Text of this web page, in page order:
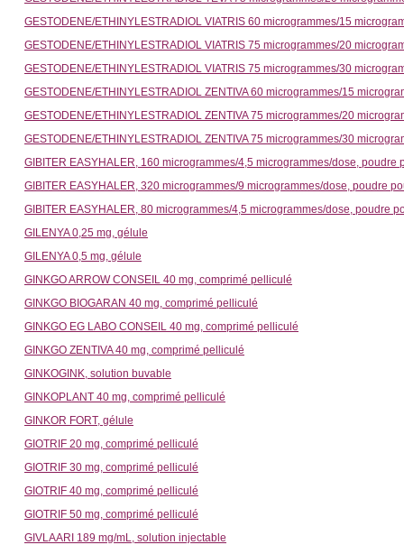
GESTODENE/ETHINYLESTRADIOL VIATRIS 60 microgrammes/15
GESTODENE/ETHINYLESTRADIOL VIATRIS 75 microgrammes/20
GESTODENE/ETHINYLESTRADIOL VIATRIS 75 microgrammes/30
GESTODENE/ETHINYLESTRADIOL ZENTIVA 60 microgrammes/15
GESTODENE/ETHINYLESTRADIOL ZENTIVA 75 microgrammes/20
GESTODENE/ETHINYLESTRADIOL ZENTIVA 75 microgrammes/30
GIBITER EASYHALER, 160 microgrammes/4,5 microgrammes/dose, poudre
GIBITER EASYHALER, 320 microgrammes/9 microgrammes/dose, poudre
GIBITER EASYHALER, 80 microgrammes/4,5 microgrammes/dose, poudre
GILENYA 0,25 mg, gélule
GILENYA 0,5 mg, gélule
GINKGO ARROW CONSEIL 40 mg, comprimé pelliculé
GINKGO BIOGARAN 40 mg, comprimé pelliculé
GINKGO EG LABO CONSEIL 40 mg, comprimé pelliculé
GINKGO ZENTIVA 40 mg, comprimé pelliculé
GINKOGINK, solution buvable
GINKOPLANT 40 mg, comprimé pelliculé
GINKOR FORT, gélule
GIOTRIF 20 mg, comprimé pelliculé
GIOTRIF 30 mg, comprimé pelliculé
GIOTRIF 40 mg, comprimé pelliculé
GIOTRIF 50 mg, comprimé pelliculé
GIVLAARI 189 mg/mL, solution injectable